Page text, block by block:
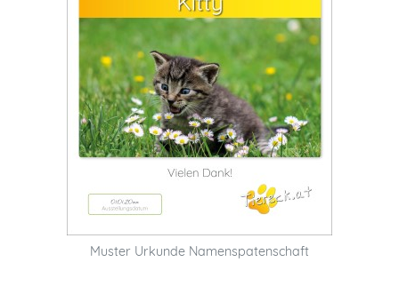
Muster Urkunde Namenspatenschaft